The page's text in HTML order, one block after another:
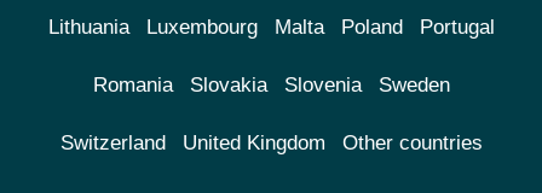
Lithuania Luxembourg Malta Poland Portugal
Romania Slovakia Slovenia Sweden
Switzerland United Kingdom Other countries